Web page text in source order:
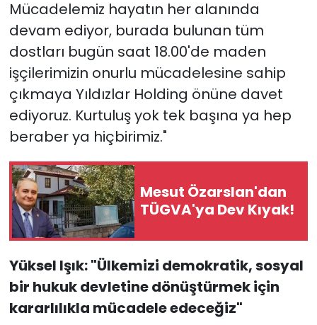
Mücadelemiz hayatın her alanında
devam ediyor, burada bulunan tüm
dostları bugün saat 18.00'de maden
işçilerimizin onurlu mücadelesine sahip
çıkmaya Yıldızlar Holding önüne davet
ediyoruz. Kurtuluş yok tek başına ya hep
beraber ya hiçbirimiz."
Mesut Özarslan'dan
TÜGVA'ya Dev Kıyak!
Yüksel Işık: "Ülkemizi demokratik, sosyal
bir hukuk devletine dönüştürmek için
kararlılıkla mücadele edeceğiz"